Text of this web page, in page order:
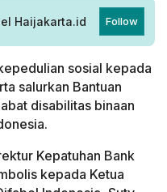
Haijakarta.id Follow
sosial kepada
salurkan Bantuan
disabilitas binaan
Kepatuhan Bank
kepada Ketua